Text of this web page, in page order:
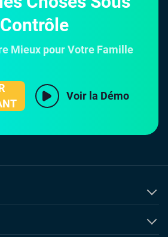
Contrôle
Mieux pour Votre Famille
Voir la Démo